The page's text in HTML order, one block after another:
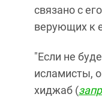
связано с
верующих к
"Если не
исламисты,
хиджаб (